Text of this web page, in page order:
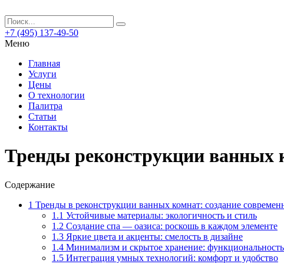
+7 (495) 137-49-50
Меню
Главная
Услуги
Цены
О технологии
Палитра
Статьи
Контакты
Тренды реконструкции ванных
Содержание
1 Тренды в реконструкции ванных комнат: создание
1.1 Устойчивые материалы: экологичность и стиль
1.2 Создание спа — оазиса: роскошь в каждом элементе
1.3 Яркие цвета и акценты: смелость в дизайне
1.4 Минимализм и скрытое хранение: функциональность
1.5 Интеграция умных технологий: комфорт и удобство